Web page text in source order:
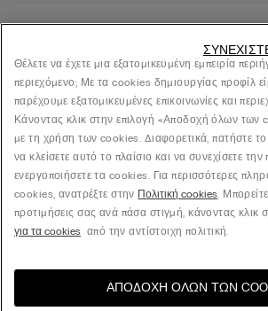
Επιλέξτε μέγεθος
Νομική περιοχή
Εταιρεία
© CALZEDONIA SpA, Via Monte Baldo, 20 - 37062 -
United
Θέλετε να έχετε μια εξατομικευμένη εμπειρία
περιεχόμενο; Με τα cookies δημιουργίας προφίλ
παρέχουμε εξατομικευμένες επικοινωνίες και
Κάνοντας κλικ στην επιλογή «Αποδοχή όλων των
με τη χρήση των cookies. Διαφορετικά, πατήστε το
να κλείσετε αυτό το πλαίσιο και να συνεχίσετε
ενεργοποιήσετε τα cookies. Για περισσότερες
cookies, ανατρέξτε στην Πολιτική cookies.
προτιμήσεις σας ανά πάσα στιγμή, κάνοντας κλικ
για τα cookies από την αντίστοιχη πολιτική.
ΑΠΟΔΟΧΉ ΌΛΩΝ ΤΩΝ